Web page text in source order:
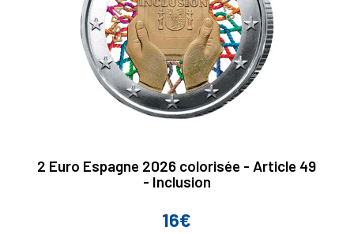
2 Euro Espagne 2026 colorisée - Article 49
- Inclusion
Prix
16€